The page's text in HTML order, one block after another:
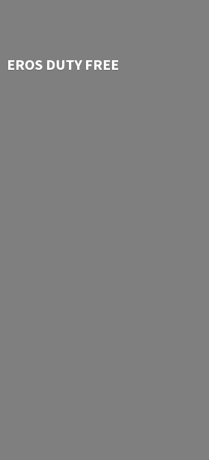
EROS DUTY FREE